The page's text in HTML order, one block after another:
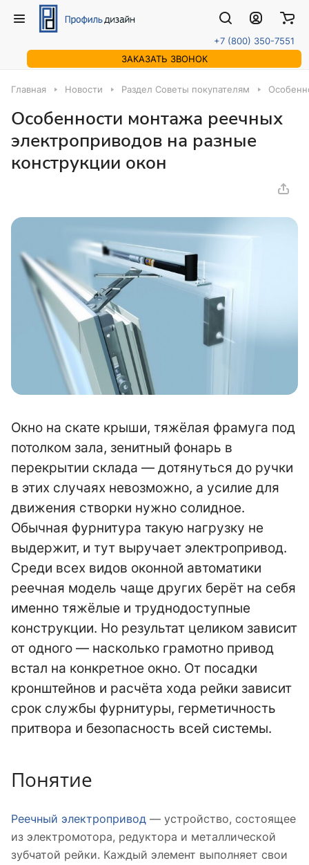
+7 (800) 350-7551
ЗАКАЗАТЬ ЗВОНОК
Главная Новости Раздел Советы покупателям
Особенности монтажа реечных
электроприводов на разные
конструкции окон
Окно на скате крыши, тяжёлая фрамуга под
потолком зала, зенитный фонарь в
перекрытии склада — дотянуться до ручки
в этих случаях невозможно, а усилие для
движения створки нужно солидное.
Обычная фурнитура такую нагрузку не
выдержит, и тут выручает электропривод.
Среди всех видов оконной автоматики
реечная модель чаще других берёт на себя
именно тяжёлые и труднодоступные
конструкции. Но результат целиком зависит
от одного — насколько грамотно привод
встал на конкретное окно. От посадки
кронштейнов и расчёта хода рейки зависит
срок службы фурнитуры, герметичность
притвора и безопасность всей системы.
Понятие
Реечный электропривод — устройство, состоящее
из электромотора, редуктора и металлической
зубчатой рейки. Каждый элемент выполняет свои